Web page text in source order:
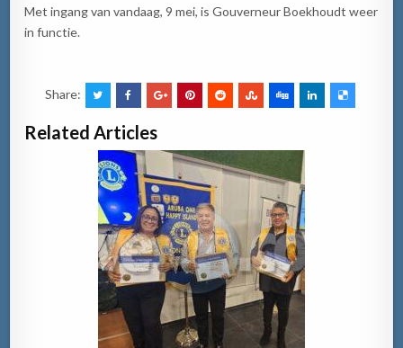
Met ingang van vandaag, 9 mei, is Gouverneur Boekhoudt weer
in functie.
Share:
Related Articles